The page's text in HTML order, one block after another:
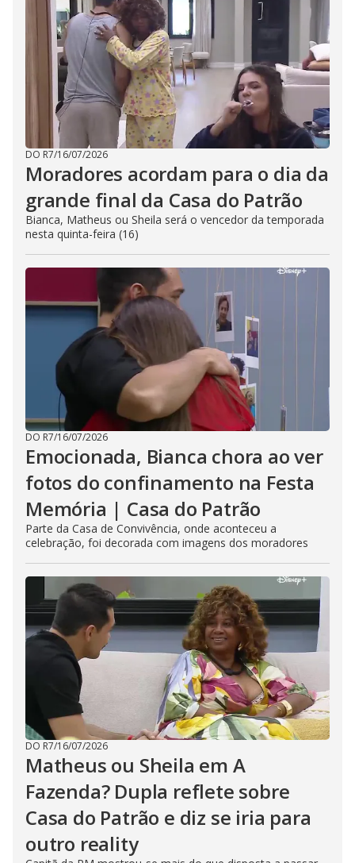
DO R7/16/07/2026
Moradores acordam para o dia da
grande final da Casa do Patrão
Bianca, Matheus ou Sheila será o vencedor da temporada
nesta quinta-feira (16)
DO R7/16/07/2026
Emocionada, Bianca chora ao ver
fotos do confinamento na Festa
Memória | Casa do Patrão
Parte da Casa de Convivência, onde aconteceu a
celebração, foi decorada com imagens dos moradores
DO R7/16/07/2026
Matheus ou Sheila em A
Fazenda? Dupla reflete sobre
Casa do Patrão e diz se iria para
outro reality